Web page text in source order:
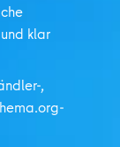
klar
,
-